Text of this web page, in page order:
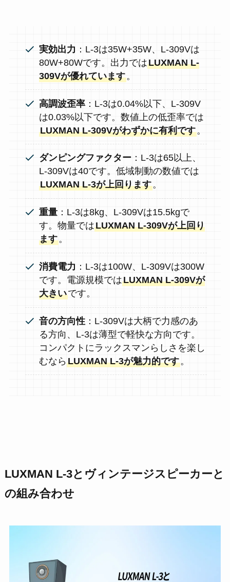
実効出力 ：L-3は35W+35W、L-309Vは
80W+80Wです。出力ではLUXMAN L-
309Vが優れています。
高調波歪率 ：L-3は0.04%以下、L-309V
は0.03%以下です。数値上の低歪率では
LUXMAN L-309Vがわずかに有利です。
ダンピングファクター ：L-3は65以上、
L-309Vは40です。低域制動の数値では
LUXMAN L-3が上回ります。
重量 ：L-3は8kg、L-309Vは15.5kgで
す。物量ではLUXMAN L-309Vが上回り
ます。
消費電力 ：L-3は100W、L-309Vは300W
です。電源規模ではLUXMAN L-309Vが
大きいです。
音の方向性 ：L-309Vは大柄で力感のあ
る方向、L-3は薄型で軽快な方向です。
コンパクトにラックスマンらしさを楽し
むならLUXMAN L-3が魅力的です。
LUXMAN L-3とヴィンテージスピーカーと
の組み合わせ